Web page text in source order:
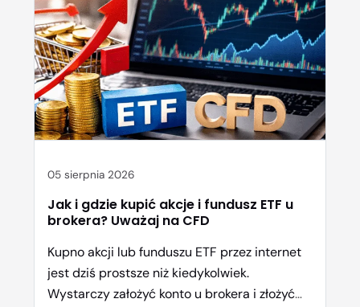
wodę, warto dobrze zrozumieć mechanizm
działania tych instrumentów, poznać
związane z […]
05 sierpnia 2026
Jak i gdzie kupić akcje i fundusz ETF u
brokera? Uważaj na CFD
Kupno akcji lub funduszu ETF przez internet
jest dziś prostsze niż kiedykolwiek.
Wystarczy założyć konto u brokera i złożyć